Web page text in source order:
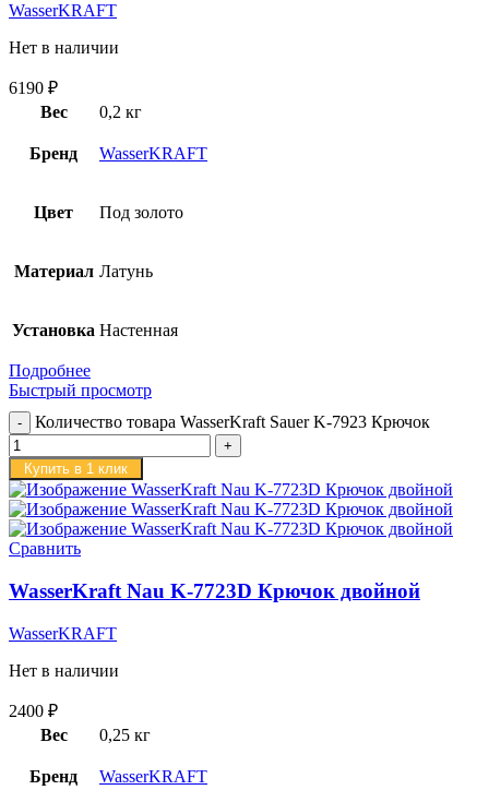
WasserKRAFT
Нет в наличии
6190 ₽
Вес
0,2 кг
Бренд WasserKRAFT
Цвет Под золото
Материал Латунь
Установка Настенная
Подробнее
Быстрый просмотр
Количество товара WasserKraft Sauer K-7923 Крючок
Купить в 1 клик
Сравнить
WasserKraft Nau K-7723D Крючок двойной
WasserKRAFT
Нет в наличии
2400 ₽
Вес
0,25 кг
Бренд WasserKRAFT